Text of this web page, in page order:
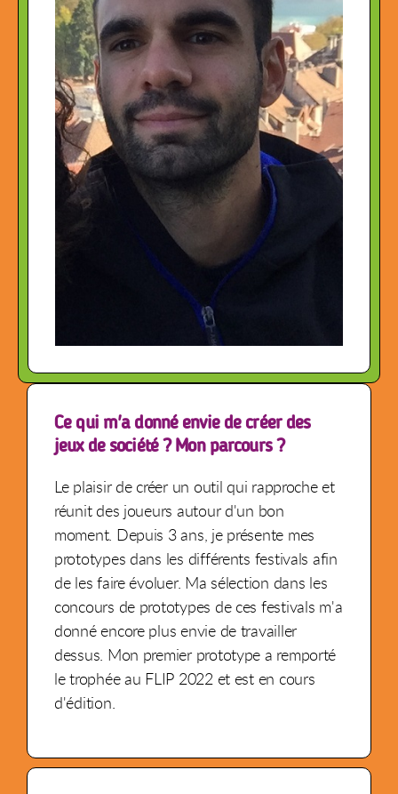
Ce qui m'a donné envie de créer des
jeux de société ? Mon parcours ?
Le plaisir de créer un outil qui rapproche et
réunit des joueurs autour d'un bon
moment. Depuis 3 ans, je présente mes
prototypes dans les différents festivals afin
de les faire évoluer. Ma sélection dans les
concours de prototypes de ces festivals m'a
donné encore plus envie de travailler
dessus. Mon premier prototype a remporté
le trophée au FLIP 2022 et est en cours
d'édition.